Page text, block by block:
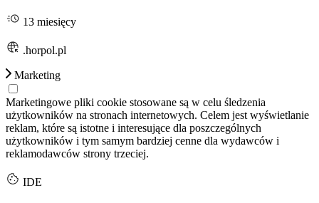
13 miesięcy
.horpol.pl
Marketing
Marketingowe pliki cookie stosowane są w celu śledzenia
użytkowników na stronach internetowych. Celem jest wyświetlanie
reklam, które są istotne i interesujące dla poszczególnych
użytkowników i tym samym bardziej cenne dla wydawców i
reklamodawców strony trzeciej.
IDE